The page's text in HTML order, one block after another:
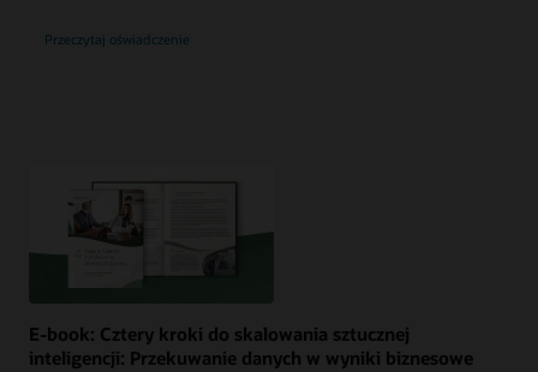
Przeczytaj oświadczenie
E-book: Cztery kroki do skalowania sztucznej
inteligencji: Przekuwanie danych w wyniki biznesowe